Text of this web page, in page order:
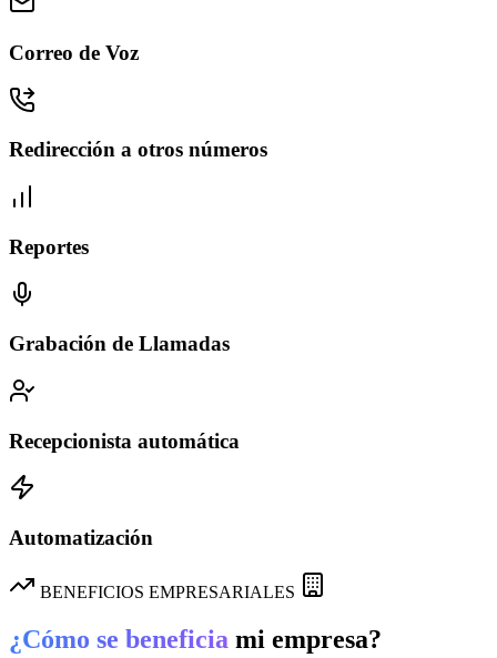
Correo de Voz
Redirección a otros números
Reportes
Grabación de Llamadas
Recepcionista automática
Automatización
BENEFICIOS EMPRESARIALES
¿Cómo se beneficia mi empresa?